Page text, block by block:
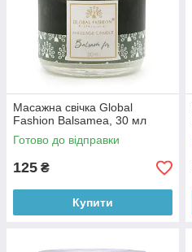
Масажна свічка Global
Fashion Balsamea, 30 мл
Готово до відправки
125 ₴
Купити